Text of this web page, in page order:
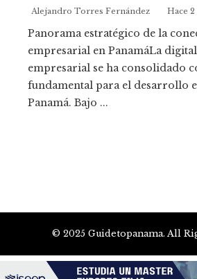
Alejandro Torres Fernández Hace 2
Panorama estratégico de la
empresarial en PanamáLa
empresarial se ha consolidado
fundamental para el desarrollo
Panamá. Bajo ...
© 2025 Guidetopanama. All